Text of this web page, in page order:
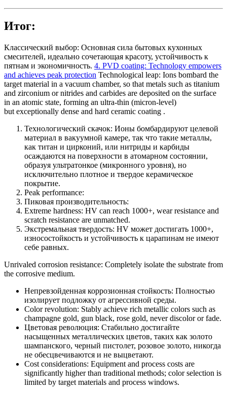
Итог:
Классический выбор: Основная сила бытовых кухонных
смесителей, идеально сочетающая красоту, устойчивость к
пятнам и экономичность. 4. PVD coating: Technology empowers
and achieves peak protection Technological leap: Ions bombard the
target material in a vacuum chamber, so that metals such as titanium
and zirconium or nitrides and carbides are deposited on the surface
in an atomic state, forming an ultra-thin (micron-level)
but exceptionally dense and hard ceramic coating .
Технологический скачок: Ионы бомбардируют целевой
материал в вакуумной камере, так что такие металлы,
как титан и цирконий, или нитриды и карбиды
осаждаются на поверхности в атомарном состоянии,
образуя ультратонкое (микронного уровня), но
исключительно плотное и твердое керамическое
покрытие.
Peak performance:
Пиковая производительность:
Extreme hardness: HV can reach 1000+, wear resistance and
scratch resistance are unmatched.
Экстремальная твердость: HV может достигать 1000+,
износостойкость и устойчивость к царапинам не имеют
себе равных.
Unrivaled corrosion resistance: Completely isolate the substrate from
the corrosive medium.
Непревзойденная коррозионная стойкость: Полностью
изолирует подложку от агрессивной среды.
Color revolution: Stably achieve rich metallic colors such as
champagne gold, gun black, rose gold, never discolor or fade.
Цветовая революция: Стабильно достигайте
насыщенных металлических цветов, таких как золото
шампанского, черный пистолет, розовое золото, никогда
не обесцвечиваются и не выцветают.
Cost considerations: Equipment and process costs are
significantly higher than traditional methods; color selection is
limited by target materials and process windows.